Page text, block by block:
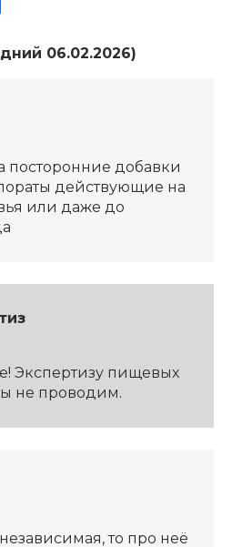
06.02.2026)
посторонние добавки
действующие на
или даже до
Экспертизу пищевых
не проводим.
то про неё